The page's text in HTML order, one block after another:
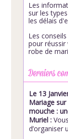
Les
sur les
les délais
Les
pour réussir
robe de
Derniers
Le 13
Mariage
mouche :
Muriel :
d’organiser